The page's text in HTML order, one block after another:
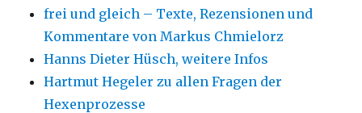
frei und gleich – Texte, Rezensionen und
Kommentare von Markus Chmielorz
Hanns Dieter Hüsch, weitere Infos
Hartmut Hegeler zu allen Fragen der
Hexenprozesse